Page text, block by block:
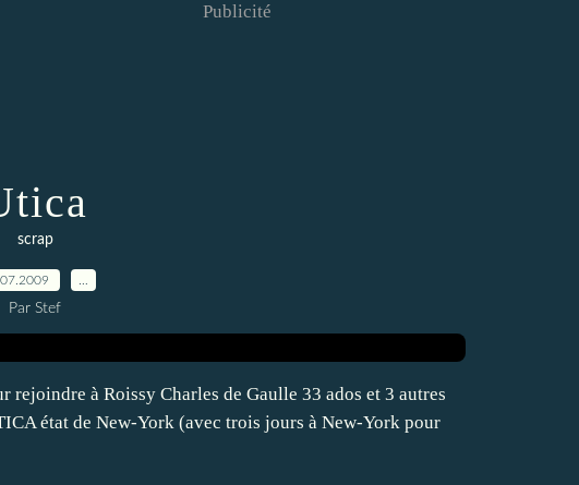
Publicité
scrap
Par Stef
à Roissy Charles de Gaulle 33 ados et 3 autres
état de New-York (avec trois jours à New-York pour